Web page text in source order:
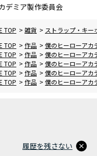
デミア製作委員会
TOP > 雑貨 > ストラップ・キー
TOP > 作品 > 僕のヒーローアカ
TOP > 作品 > 僕のヒーローアカ
TOP > 作品 > 僕のヒーローアカ
TOP > 作品 > 僕のヒーローアカ
TOP > 作品 > 僕のヒーローアカ
履歴を残さない